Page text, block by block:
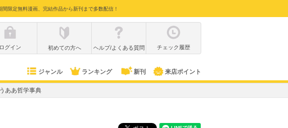
限定無料漫画、完結作品から新刊まで多数配信！
ログイン 初めての方へ ヘルプ/よくある質問 チェック履歴
ジャンル ランキング 新刊 来店ポイント
ああ哲学事典